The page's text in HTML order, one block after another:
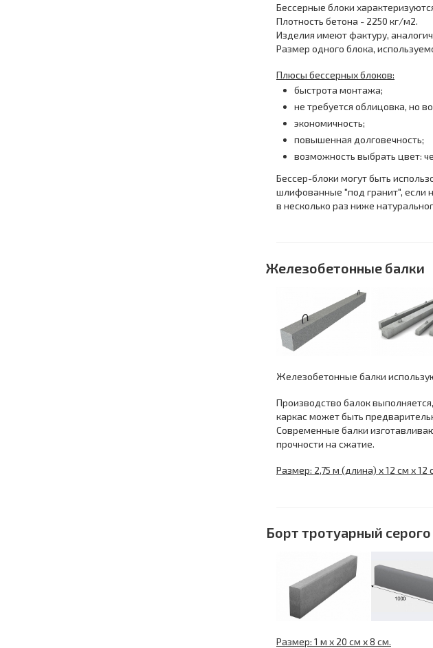
Бессерные блоки
Плотность бетона - 2250 кг/м2.
Изделия имеют фактуру,
Размер одного блока,
Плюсы бессерных блоков:
быстрота монтажа;
не требуется облицовка, но
экономичность;
повышенная долговечность;
возможность выбрать цвет:
Бессер-блоки могут быть
шлифованные "под гранит", если
в несколько раз ниже
Железобетонные балки
Железобетонные балки
Производство балок
каркас может быть
Современные балки
прочности на сжатие.
Размер: 2,75 м (длина) х 12 см х 12
Борт тротуарный серого
Размер: 1 м х 20 см х 8 см.